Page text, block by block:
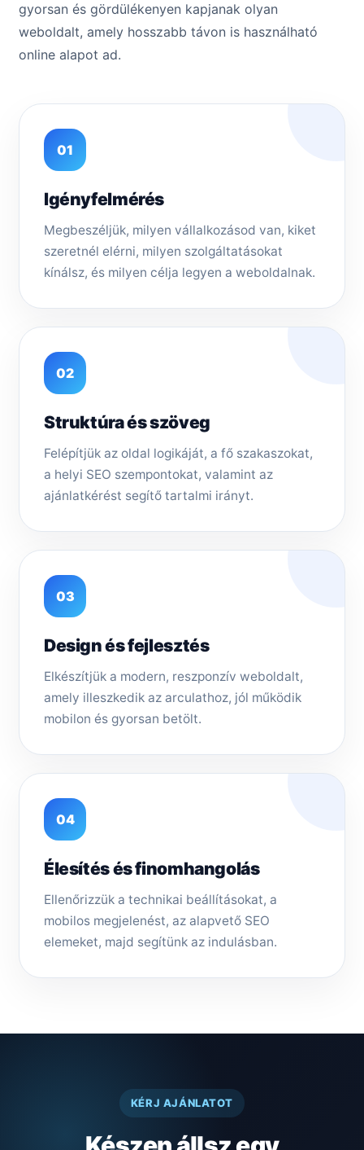
gyorsan és gördülékenyen kapjanak olyan
weboldalt, amely hosszabb távon is használható
online alapot ad.
01
Igényfelmérés
Megbeszéljük, milyen vállalkozásod van, kiket
szeretnél elérni, milyen szolgáltatásokat
kínálsz, és milyen célja legyen a weboldalnak.
02
Struktúra és szöveg
Felépítjük az oldal logikáját, a fő szakaszokat,
a helyi SEO szempontokat, valamint az
ajánlatkérést segítő tartalmi irányt.
03
Design és fejlesztés
Elkészítjük a modern, reszponzív weboldalt,
amely illeszkedik az arculathoz, jól működik
mobilon és gyorsan betölt.
04
Élesítés és finomhangolás
Ellenőrizzük a technikai beállításokat, a
mobilos megjelenést, az alapvető SEO
elemeket, majd segítünk az indulásban.
KÉRJ AJÁNLATOT